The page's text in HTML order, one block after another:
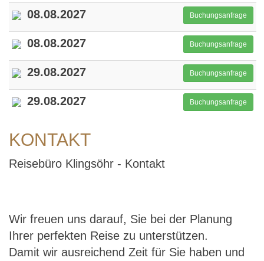
08.08.2027 Buchungsanfrage
08.08.2027 Buchungsanfrage
29.08.2027 Buchungsanfrage
29.08.2027 Buchungsanfrage
KONTAKT
Reisebüro Klingsöhr - Kontakt
Wir freuen uns darauf, Sie bei der Planung
Ihrer perfekten Reise zu unterstützen.
Damit wir ausreichend Zeit für Sie haben und